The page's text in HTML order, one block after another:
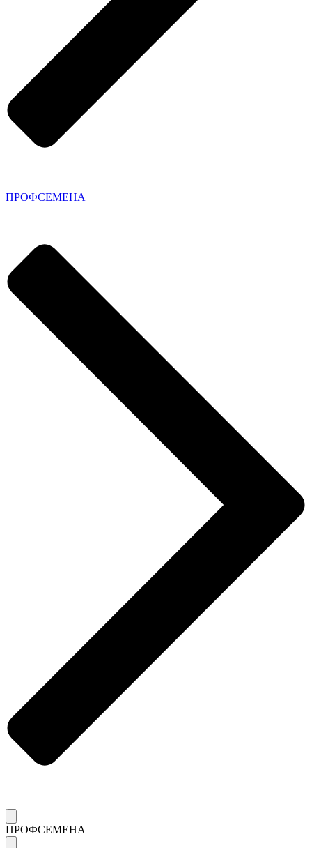
ПРОФСЕМЕНА
ПРОФСЕМЕНА